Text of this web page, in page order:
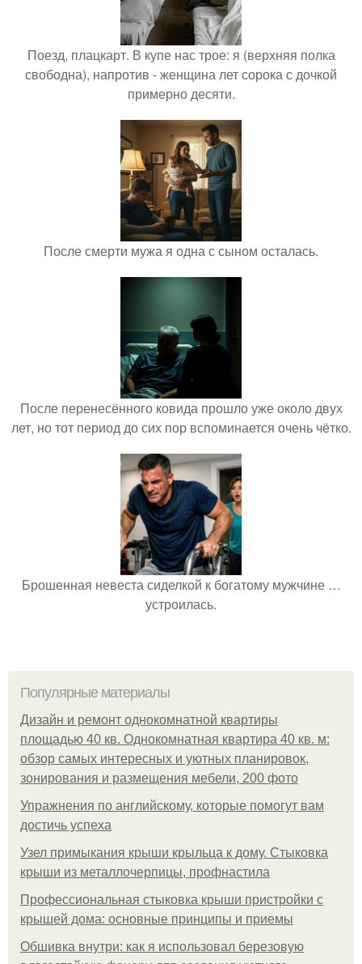
Поезд, плацкарт. В купе нас трое: я (верхняя полка
свободна), напротив - женщина лет сорока с дочкой
примерно десяти.
После смерти мужа я одна с сыном осталась.
После перенесённого ковида прошло уже около двух
лет, но тот период до сих пор вспоминается очень чётко.
Брошенная невеста сиделкой к богатому мужчине …
устроилась.
Популярные материалы
Дизайн и ремонт однокомнатной квартиры
площадью 40 кв. Однокомнатная квартира 40 кв. м:
обзор самых интересных и уютных планировок,
зонирования и размещения мебели, 200 фото
Упражнения по английскому, которые помогут вам
достичь успеха
Узел примыкания крыши крыльца к дому. Стыковка
крыши из металлочерпицы, профнастила
Профессиональная стыковка крыши пристройки с
крышей дома: основные принципы и приемы
Обшивка внутри: как я использовал березовую